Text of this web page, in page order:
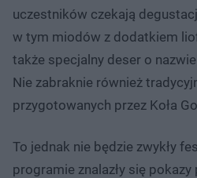
uczestników czekają
w tym miodów z dodatkiem
także specjalny deser o
Nie zabraknie również
przygotowanych przez Koła
To jednak nie będzie zwykły
programie znalazły się